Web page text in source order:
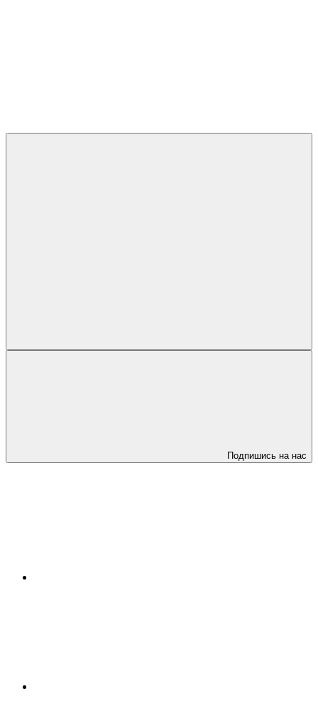
Подпишись на нас